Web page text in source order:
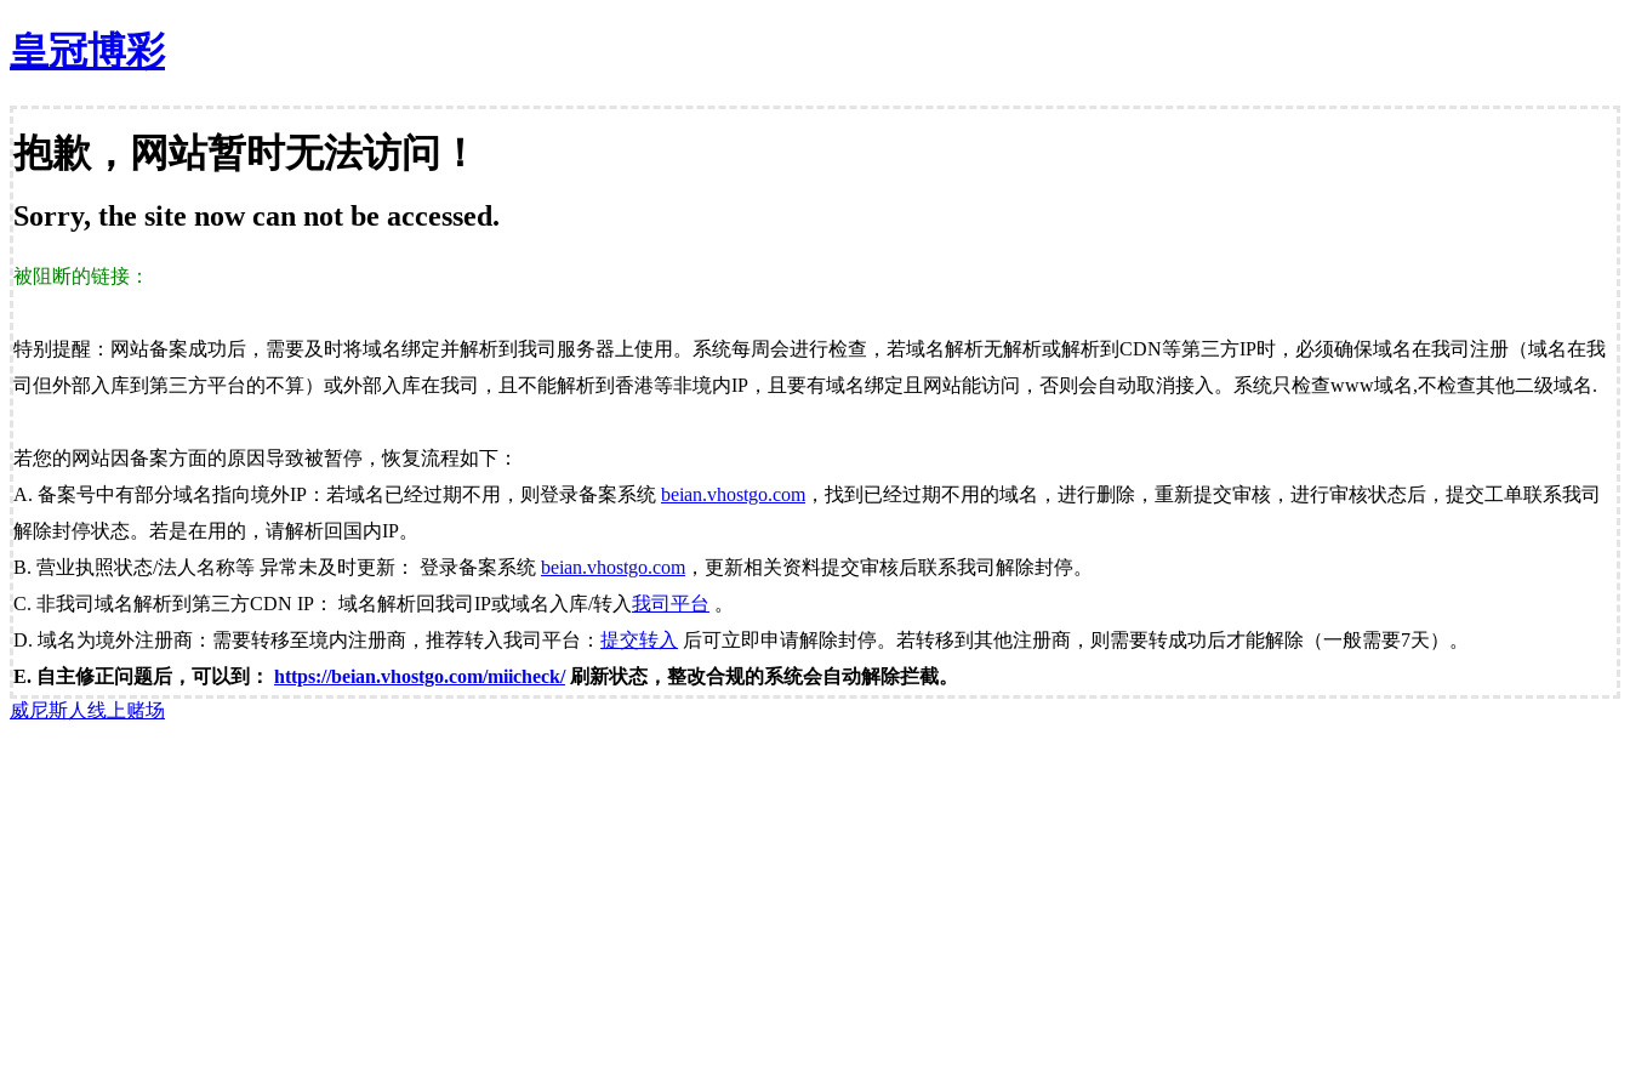
皇冠博彩
抱歉，网站暂时无法访问！
Sorry, the site now can not be accessed.
被阻断的链接：
特别提醒：网站备案成功后，需要及时将域名绑定并解析到我司服务器上使用。系统每周会进行检查，若域名解析无解析或解析到CDN等第三方IP时，必须确保域名在我司注册（域名在我
司但外部入库到第三方平台的不算）或外部入库在我司，且不能解析到香港等非境内IP，且要有域名绑定且网站能访问，否则会自动取消接入。系统只检查www域名,不检查其他二级域名.
若您的网站因备案方面的原因导致被暂停，恢复流程如下：
A. 备案号中有部分域名指向境外IP：若域名已经过期不用，则登录备案系统 beian.vhostgo.com ，找到已经过期不用的域名，进行删除，重新提交审核，进行审核状态后，提交工单联系我司
解除封停状态。若是在用的，请解析回国内IP。
B. 营业执照状态/法人名称等 异常未及时更新： 登录备案系统 beian.vhostgo.com ，更新相关资料提交审核后联系我司解除封停。
C. 非我司域名解析到第三方CDN IP： 域名解析回我司IP或域名入库/转入我司平台 。
D. 域名为境外注册商：需要转移至境内注册商，推荐转入我司平台： 提交转入 后可立即申请解除封停。若转移到其他注册商，则需要转成功后才能解除（一般需要7天）。
E. 自主修正问题后，可以到： https://beian.vhostgo.com/miicheck/刷新状态，整改合规的系统会自动解除拦截。
威尼斯人线上赌场